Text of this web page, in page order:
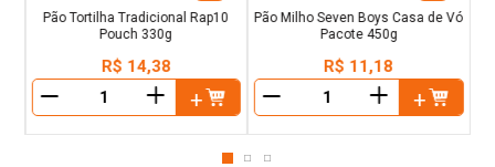
Pão Tortilha Tradicional Rap10
Pouch 330g
R$ 14,38
＋
Pão Milho Seven Boys Casa de Vó
Pacote 450g
R$ 11,18
＋